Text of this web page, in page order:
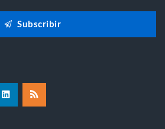
Subscribir